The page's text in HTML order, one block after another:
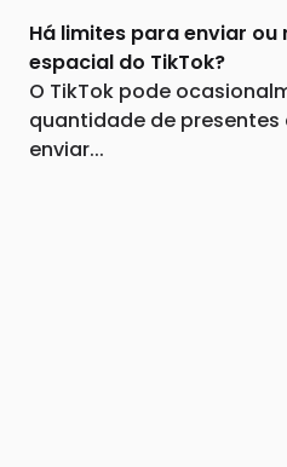
Há limites para enviar ou
espacial do TikTok?
O TikTok pode
quantidade de presentes
enviar...